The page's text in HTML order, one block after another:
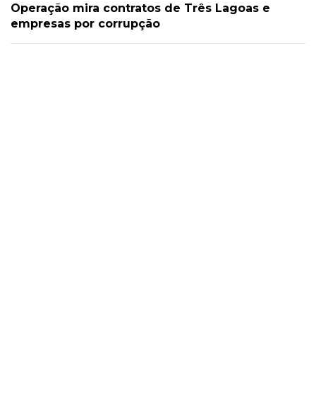
Operação mira contratos de Três Lagoas e
empresas por corrupção